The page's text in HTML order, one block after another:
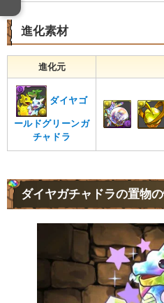
進化素材
進化元
ダイヤゴ
ールドグリーンガ
チャドラ
ダイヤガチャドラの置物